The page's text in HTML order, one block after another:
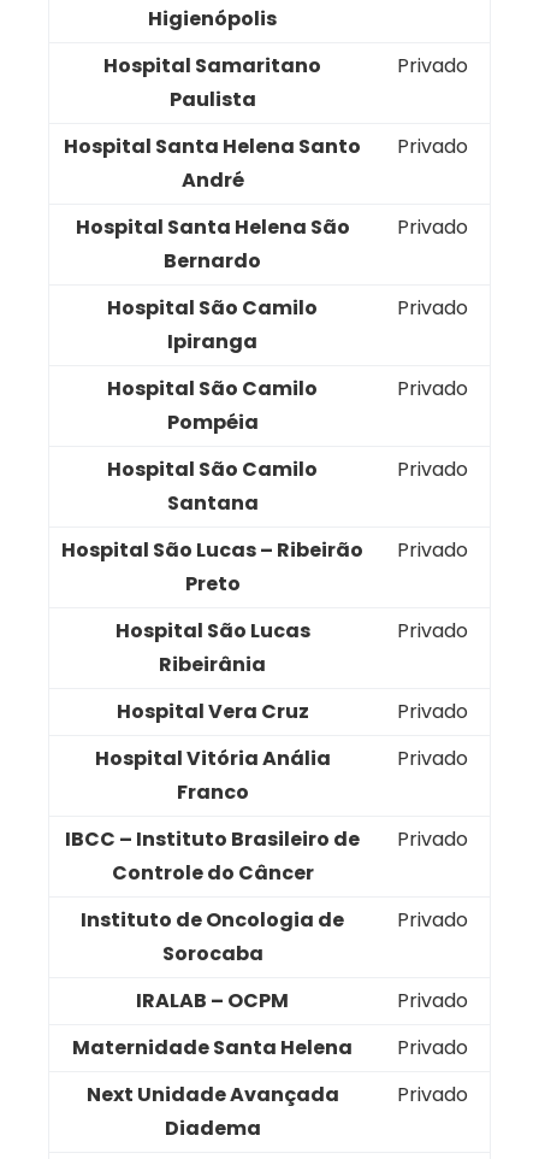
Higienópolis
Hospital Samaritano
Paulista
Privado
Hospital Santa Helena Santo
André
Privado
Hospital Santa Helena São
Bernardo
Privado
Hospital São Camilo
Ipiranga
Privado
Hospital São Camilo
Pompéia
Privado
Hospital São Camilo
Santana
Privado
Hospital São Lucas – Ribeirão
Preto
Privado
Hospital São Lucas
Ribeirânia
Privado
Hospital Vera Cruz
Privado
Hospital Vitória Anália
Franco
Privado
IBCC – Instituto Brasileiro de
Controle do Câncer
Privado
Instituto de Oncologia de
Sorocaba
Privado
IRALAB – OCPM
Privado
Maternidade Santa Helena
Privado
Next Unidade Avançada
Diadema
Privado